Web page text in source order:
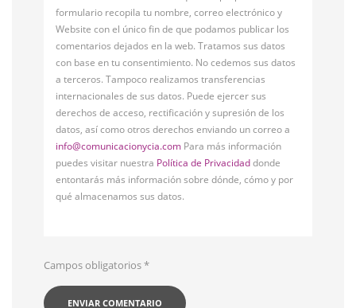
formulario recopila tu nombre, correo electrónico y
Website con el único fin de que podamos publicar los
comentarios dejados en la web. Tratamos sus datos
con base en tu consentimiento. No cedemos sus datos
a terceros. Tampoco realizamos transferencias
internacionales de sus datos. Puede ejercer sus
derechos de acceso, rectificación y supresión de los
datos, así como otros derechos enviando un correo a
info@comunicacionycia.com Para más información
puedes visitar nuestra Política de Privacidaddonde
entontarás más información sobre dónde, cómo y por
qué almacenamos sus datos.
Campos obligatorios*